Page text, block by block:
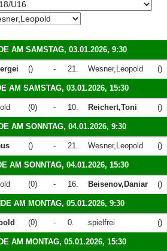
AM SAMSTAG, 03.01.2026, 9:30
() - 21. Wesner,Leopold ()
AM SAMSTAG, 03.01.2026, 15:30
(0) - 10. Reichert,Toni ()
AM SONNTAG, 04.01.2026, 9:30
() - 21. Wesner,Leopold ()
AM SONNTAG, 04.01.2026, 15:30
(0) - 16. Beisenov,Daniar ()
AM MONTAG, 05.01.2026, 9:30
(0) - 0. spielfrei ()
AM MONTAG, 05.01.2026, 15:30